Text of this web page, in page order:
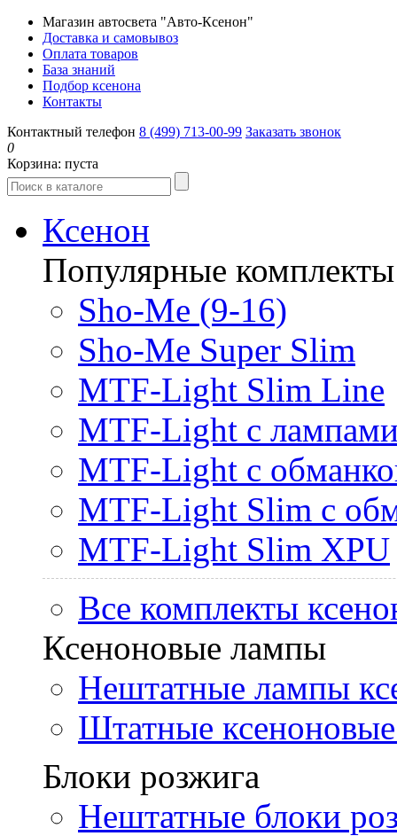
Магазин автосвета "Авто-Ксенон"
Доставка и самовывоз
Оплата товаров
База знаний
Подбор ксенона
Контакты
Контактный телефон 8 (499) 713-00-99 Заказать звонок
0
Корзина: пуста
Ксенон
Популярные комплекты
Sho-Me (9-16)
Sho-Me Super Slim
MTF-Light Slim Line
MTF-Light с
MTF-Light с
MTF-Light Slim с
MTF-Light Slim XPU
Все комплекты
Ксеноновые лампы
Нештатные лампы
Штатные
Блоки розжига
Нештатные блоки